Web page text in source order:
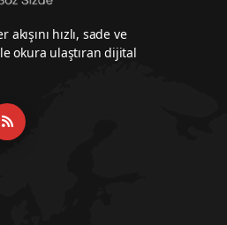
hızlı, sade ve
okura ulaştıran dijital